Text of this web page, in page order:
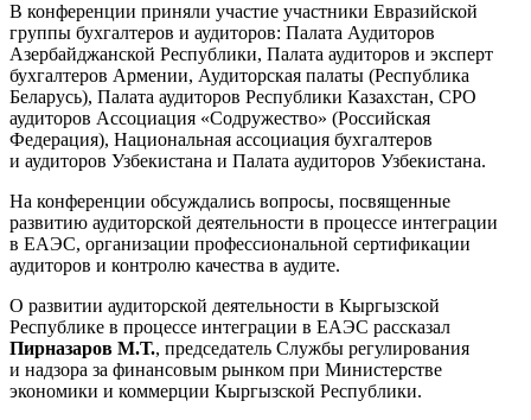
В конференции приняли участие участники Евразийской
группы бухгалтеров и аудиторов: Палата Аудиторов
Азербайджанской Республики, Палата аудиторов и эксперт
бухгалтеров Армении, Аудиторская палаты (Республика
Беларусь), Палата аудиторов Республики Казахстан, СРО
аудиторов Ассоциация «Содружество» (Российская
Федерация), Национальная ассоциация бухгалтеров
и аудиторов Узбекистана и Палата аудиторов Узбекистана.
На конференции обсуждались вопросы, посвященные
развитию аудиторской деятельности в процессе интеграции
в ЕАЭС, организации профессиональной сертификации
аудиторов и контролю качества в аудите.
О развитии аудиторской деятельности в Кыргызской
Республике в процессе интеграции в ЕАЭС рассказал
Пирназаров М.Т., председатель Службы регулирования
и надзора за финансовым рынком при Министерстве
экономики и коммерции Кыргызской Республики.